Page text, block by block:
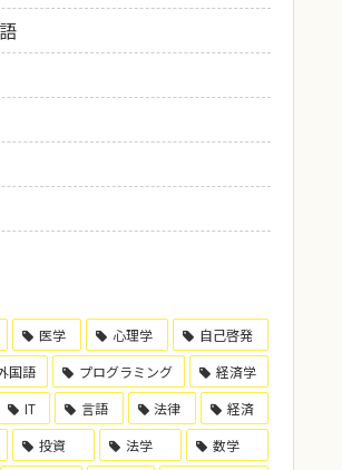
医学 心理学
自己啓発
国語 プログラミング
経済学
IT 言語 法律
経済
投資 法学
数学